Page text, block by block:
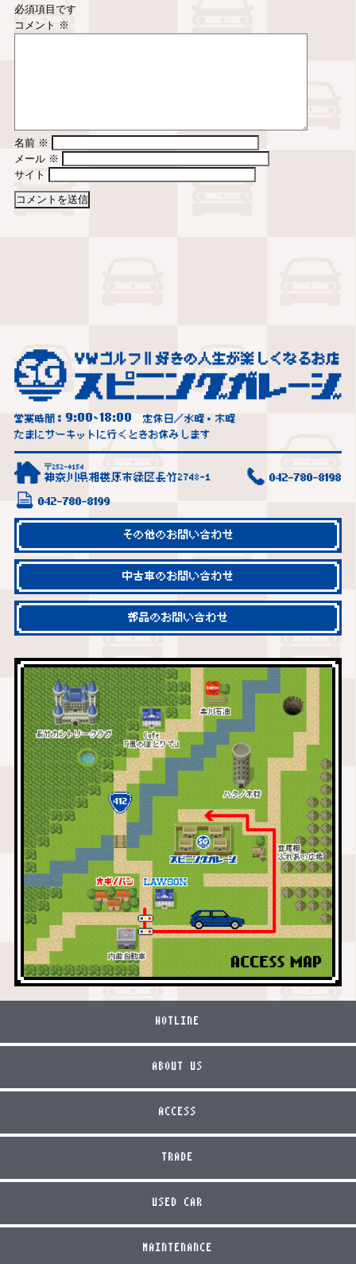
必須項目です
コメント ※
名前 ※
メール ※
サイト
営業時間： 9:00~18:00
定休日／水曜・木曜
たまにサーキットに行くときお休みします
〒252-0154
神奈川県相模原市緑区長竹2748-1 042-780-8198
042-780-8199
その他のお問い合わせ
中古車のお問い合わせ
部品のお問い合わせ
HOTLINE
ABOUT US
ACCESS
TRADE
USED CAR
MAINTENANCE